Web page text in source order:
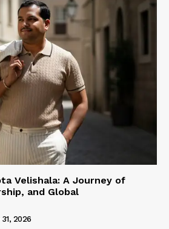
Velishala: A Journey of
and Global
2026